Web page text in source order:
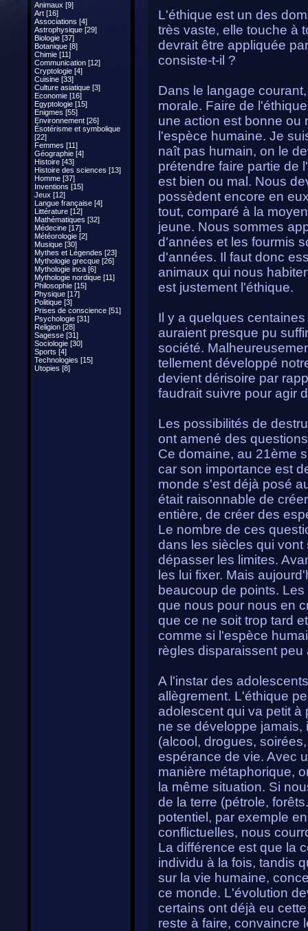
Animaux [9]
Art [16]
Associations [4]
Astrophysique [29]
Biologie [37]
Botanique [8]
Chimie [11]
Communication [12]
Cryptologie [4]
Cuisine [33]
Culture asiatique [3]
Economie [16]
Egyptologie [15]
Enigmes [55]
Environnement [26]
Ésotérisme et symbolique
[22]
Femmes [11]
Géographie [4]
Histoire [43]
Histoire des sciences [13]
Homme [37]
Inventions [15]
Jeux [12]
Langue française [4]
Littérature [12]
Mathématiques [32]
Médecine [17]
Météorologie [2]
Musique [30]
Mythes et Légendes [23]
Mythologie grecque [26]
Mythologie inca [6]
Mythologie nordique [11]
Philosophie [15]
Physique [17]
Politique [3]
Prises de conscience [51]
Psychologie [31]
Religion [28]
Sagesse [31]
Sociologie [30]
Sports [4]
Technologies [15]
Utopies [8]
L'éthique est un des
très vaste, elle touche à
devrait être appliquée
consiste-t-il ?
Dans le langage
morale. Faire de
une action est bonne ou
l'espèce humaine. Je
naît pas humain, on le
prétendre faire partie de
est bien ou mal. Nous
possèdent encore en
tout, comparé à la
jeune. Nous sommes
d'années et les fourmis
d'années. Il faut donc
animaux qui nous
est justement l'éthique.
Il y a quelques
auraient presque pu
société.
tellement développé
devient dérisoire par
faudrait suivre pour agir
Les possibilités de
ont amené des
Ce domaine, au 21ème
car son importance est
monde s'est déjà posé
était raisonnable de
entière, de créer des
Le nombre de ces
dans les siècles qui
dépasser les limites.
les lui fixer. Mais
beaucoup de points.
que nous pour nous en
que ce ne soit trop tard
comme si l'espèce
règles disparaissent
A l'instar des
allègrement. L'éthique
adolescent qui va petit à
ne se développe jamais,
(alcool, drogues,
espérance de vie. Avec
manière métaphorique,
la même situation. Si
de la terre (pétrole,
potentiel, par exemple
conflictuelles, nous
La différence est que la
individu à la fois, tandis
sur la vie humaine,
ce monde. L'évolution
certains ont déjà eu
reste à faire, convaincre